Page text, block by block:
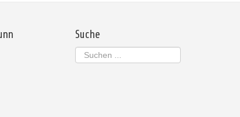
Suche
Suchen
...